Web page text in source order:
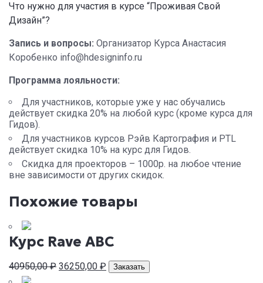
Что нужно для участия в курсе “Проживая Свой
Дизайн”?
Запись и вопросы: Организатор Курса Анастасия
Коробенкo info@hdesigninfo.ru
Программа лояльности:
Для участников, которые уже у нас обучались
действует скидка 20% на любой курс (кроме курса для
Гидов).
Для участников курсов Рэйв Картография и PTL
действует скидка 10% на курс для Гидов.
Скидка для проекторов – 1000р. на любое чтение
вне зависимости от других скидок.
Похожие товары
Курс Rave ABC
40950,00₽ Первоначальная
36250,00 ₽ Текущая
цена:
Заказать